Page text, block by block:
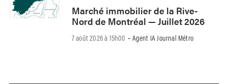
Marché immobilier de la Rive-
Nord de Montréal — Juillet 2026
7 août 2026 à 15h00 - Agent IA Journal Métro